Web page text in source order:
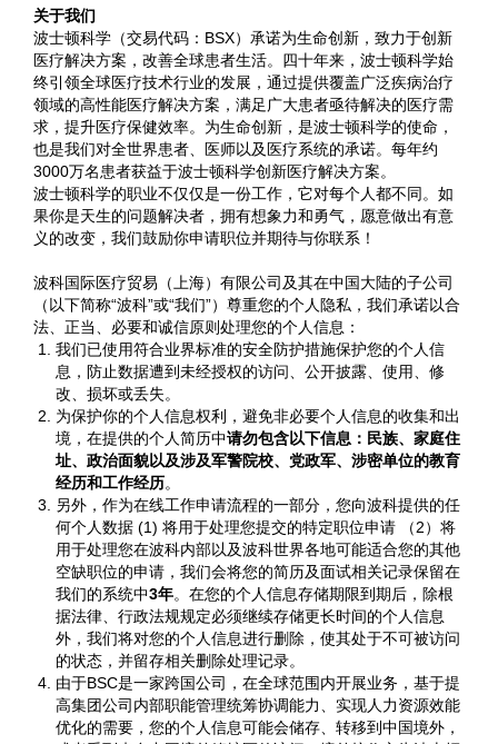
关于我们
波士顿科学（交易代码：BSX）承诺为生命创新，致力于创新
医疗解决方案，改善全球患者生活。四十年来，波士顿科学始
终引领全球医疗技术行业的发展，通过提供覆盖广泛疾病治疗
领域的高性能医疗解决方案，满足广大患者亟待解决的医疗需
求，提升医疗保健效率。为生命创新，是波士顿科学的使命，
也是我们对全世界患者、医师以及医疗系统的承诺。每年约
3000万名患者获益于波士顿科学创新医疗解决方案。
波士顿科学的职业不仅仅是一份工作，它对每个人都不同。如
果你是天生的问题解决者，拥有想象力和勇气，愿意做出有意
义的改变，我们鼓励你申请职位并期待与你联系！
波科国际医疗贸易（上海）有限公司及其在中国大陆的子公司
（以下简称“波科”或“我们”）尊重您的个人隐私，我们承诺以合
法、正当、必要和诚信原则处理您的个人信息：
我们已使用符合业界标准的安全防护措施保护您的个人信
息，防止数据遭到未经授权的访问、公开披露、使用、修
改、损坏或丢失。
为保护你的个人信息权利，避免非必要个人信息的收集和出
境，在提供的个人简历中请勿包含以下信息：民族、家庭住
址、政治面貌以及涉及军警院校、党政军、涉密单位的教育
经历和工作经历。
另外，作为在线工作申请流程的一部分，您向波科提供的任
何个人数据 (1) 将用于处理您提交的特定职位申请 （2）将
用于处理您在波科内部以及波科世界各地可能适合您的其他
空缺职位的申请，我们会将您的简历及面试相关记录保留在
我们的系统中3年。在您的个人信息存储期限到期后，除根
据法律、行政法规规定必须继续存储更长时间的个人信息
外，我们将对您的个人信息进行删除，使其处于不可被访问
的状态，并留存相关删除处理记录。
由于BSC是一家跨国公司，在全球范围内开展业务，基于提
高集团公司内部职能管理统筹协调能力、实现人力资源效能
优化的需要，您的个人信息可能会储存、转移到中国境外，